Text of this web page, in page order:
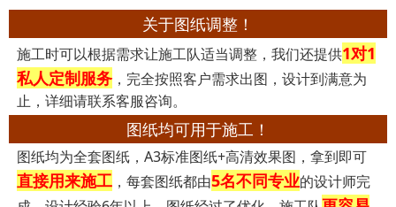
关于图纸调整！
施工时可以根据需求让施工队适当调整，我们还提供1对1
私人定制服务，完全按照客户需求出图，设计到满意为
止，详细请联系客服咨询。
图纸均可用于施工！
图纸均为全套图纸，A3标准图纸+高清效果图，拿到即可
直接用来施工，每套图纸都由5名不同专业的设计师完